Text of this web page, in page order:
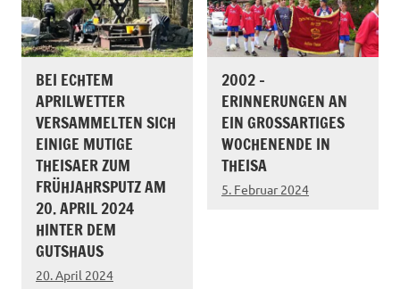
BEI ECHTEM
APRILWETTER
VERSAMMELTEN SICH
EINIGE MUTIGE
THEISAER ZUM
FRÜHJAHRSPUTZ AM
20. APRIL 2024
HINTER DEM
GUTSHAUS
20. April 2024
2002 –
ERINNERUNGEN AN
EIN GROSSARTIGES W
OCHENENDE IN T
HEISA
5. Februar 2024